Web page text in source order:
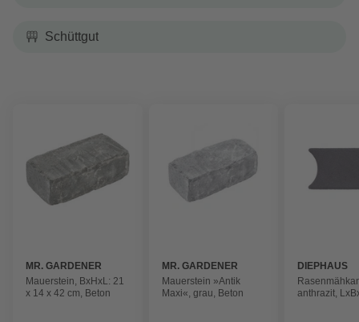
Schüttgut
MR. GARDENER
Mauerstein, BxHxL: 21
x 14 x 42 cm, Beton
MR. GARDENER
Mauerstein »Antik
Maxi«, grau, Beton
DIEPHAUS
anthrazit,